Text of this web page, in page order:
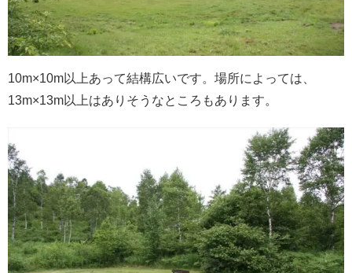
10m×10m以上あって結構広いです。場所によっては、
13m×13m以上はありそうなところもあります。